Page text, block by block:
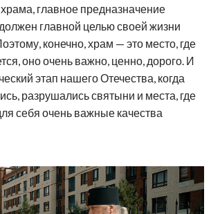
главное предназначение
главной целью своей жизни
конечно, храм — это место, где
оно очень важно, ценно, дорого. И
этап нашего Отечества, когда
разрушались святыни и места, где
себя очень важные качества